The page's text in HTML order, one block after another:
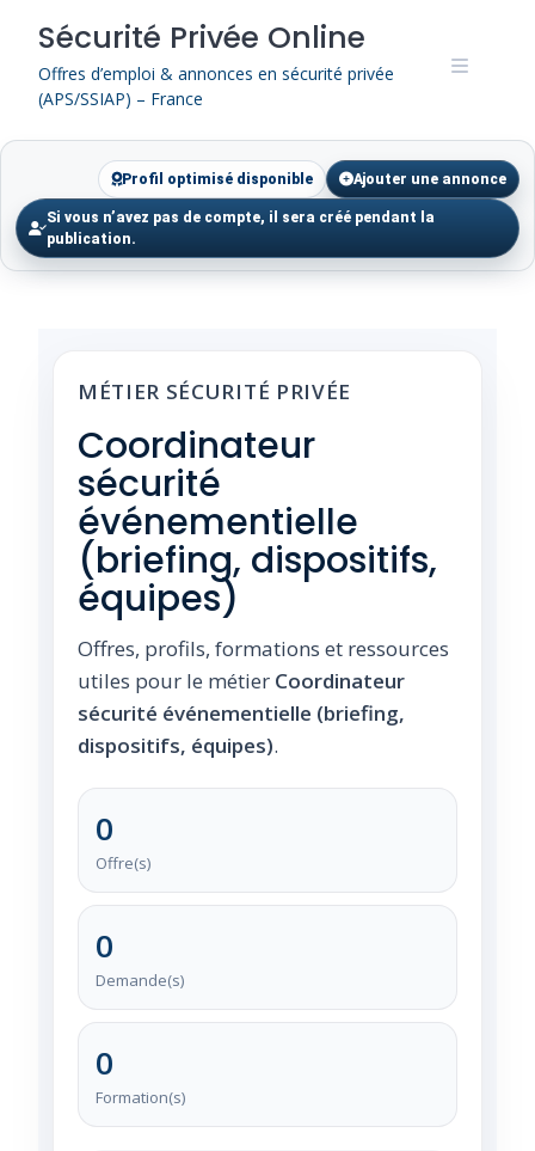
content
Sécurité Privée Online
Offres d’emploi & annonces en sécurité privée
(APS/SSIAP) – France
Profil optimisé disponible Ajouter une annonce
Si vous n’avez pas de compte, il sera créé pendant la
publication.
MÉTIER SÉCURITÉ PRIVÉE
Coordinateur
sécurité
événementielle
(briefing, dispositifs,
équipes)
Offres, profils, formations et ressources
utiles pour le métier Coordinateur
sécurité événementielle (briefing,
dispositifs, équipes).
0
Offre(s)
0
Demande(s)
0
Formation(s)